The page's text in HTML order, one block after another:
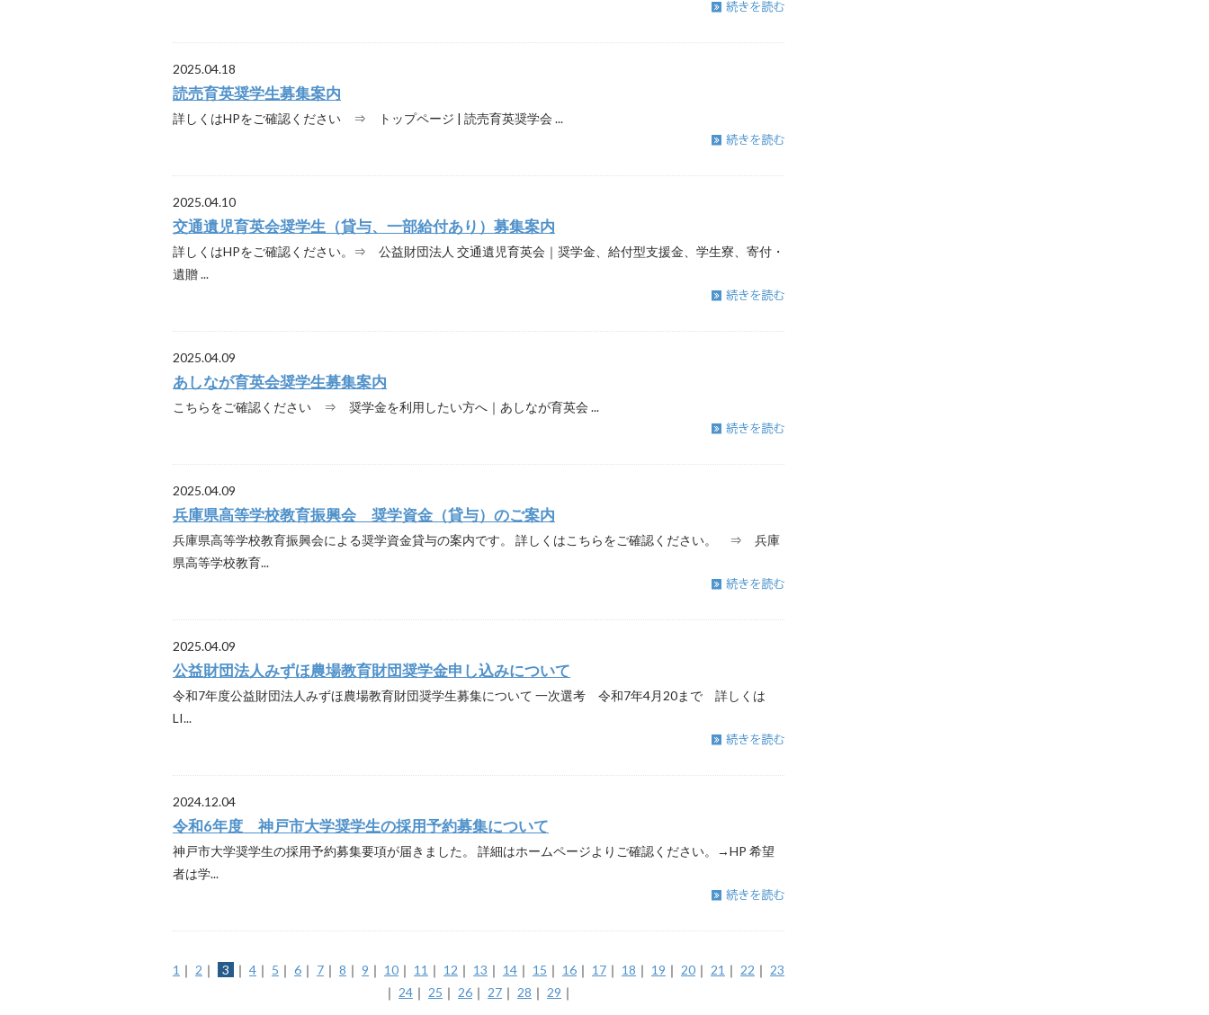
2025.04.18
読売育英奨学生募集案内
詳しくはHPをご確認ください ⇒ トップページ | 読売育英奨学会 ...
2025.04.10
交通遺児育英会奨学生（貸与、一部給付あり）募集案内
詳しくはHPをご確認ください。⇒ 公益財団法人 交通遺児育英会｜奨学金、給付型支援金、学生寮、寄付・
遺贈 ...
2025.04.09
あしなが育英会奨学生募集案内
こちらをご確認ください ⇒ 奨学金を利用したい方へ｜あしなが育英会 ...
2025.04.09
兵庫県高等学校教育振興会 奨学資金（貸与）のご案内
兵庫県高等学校教育振興会による奨学資金貸与の案内です。 詳しくはこちらをご確認ください。 ⇒ 兵庫
県高等学校教育...
2025.04.09
公益財団法人みずほ農場教育財団奨学金申し込みについて
令和7年度公益財団法人みずほ農場教育財団奨学生募集について 一次選考 令和7年4月20まで 詳しくは
LI...
2024.12.04
令和6年度 神戸市大学奨学生の採用予約募集について
神戸市大学奨学生の採用予約募集要項が届きました。 詳細はホームページよりご確認ください。→HP 希望
者は学...
1 ｜ 2 ｜ 3 ｜ 4 ｜ 5 ｜ 6 ｜ 7 ｜ 8 ｜ 9 ｜ 10 ｜ 11 ｜ 12 ｜ 13 ｜ 14 ｜ 15 ｜ 16 ｜ 17 ｜ 18 ｜ 19 ｜ 20 ｜ 21 ｜ 22 ｜ 23
｜ 24 ｜ 25 ｜ 26 ｜ 27 ｜ 28 ｜ 29 ｜